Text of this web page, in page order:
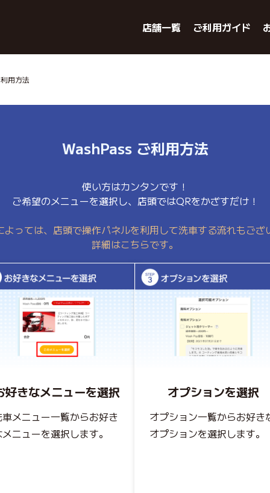
店舗一覧 ご利用ガイド
用方法
WashPass ご利用方法
使い方はカンタンです！
ご希望のメニューを選択し、店頭ではQRをかざすだけ！
っては、店頭で操作パネルを利用して洗車する流れもござ
詳細はこちらです。
好きなメニューを選択
メニュー一覧からお好き
ニューを選択します。
オプションを選択
オプション一覧からお好き
オプションを選択します。